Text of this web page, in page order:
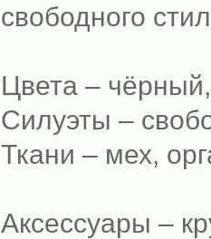
свободного
Цвета –
Силуэты –
Ткани – мех,
Аксессуары –